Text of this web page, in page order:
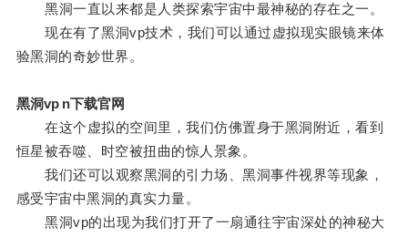
黑洞一直以来都是人类探索宇宙中最神秘的存在之一。
现在有了黑洞vp技术，我们可以通过虚拟现实眼镜来体
验黑洞的奇妙世界。
黑洞vp n下载官网
在这个虚拟的空间里，我们仿佛置身于黑洞附近，看到
恒星被吞噬、时空被扭曲的惊人景象。
我们还可以观察黑洞的引力场、黑洞事件视界等现象，
感受宇宙中黑洞的真实力量。
黑洞vp的出现为我们打开了一扇通往宇宙深处的神秘大